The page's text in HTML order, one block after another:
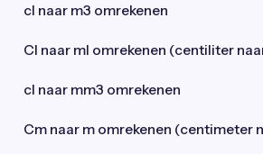
cl naar m3 omrekenen
Cl naar ml omrekenen (centiliter
cl naar mm3 omrekenen
Cm naar m omrekenen (centimeter